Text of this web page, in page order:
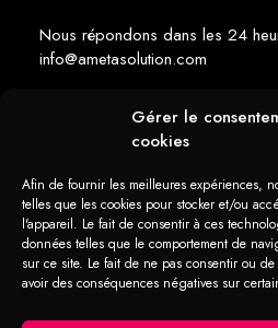
Gérer le
cookies
Afin de fournir les meilleures expériences,
telles que les cookies pour stocker et/ou
l'appareil. Le fait de consentir à ces
données telles que le comportement de
sur ce site. Le fait de ne pas consentir ou
avoir des conséquences négatives sur
Nous répondons dans les 24
info@ametasolution.com
RESTEZ INFORMÉ
1392, Avenue de la Gare
Tous droits réservés Ameta